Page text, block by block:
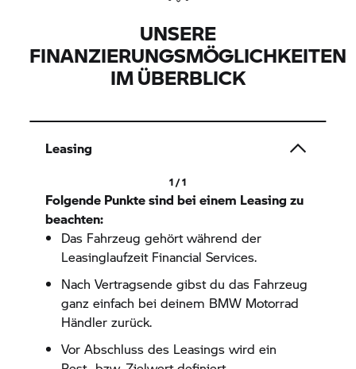
UNSERE
FINANZIERUNGSMÖGLICHKEITEN
IM ÜBERBLICK
Leasing
1 / 1
Folgende Punkte sind bei einem Leasing zu
beachten:
Das Fahrzeug gehört während der
Leasinglaufzeit Financial Services.
Nach Vertragsende gibst du das Fahrzeug
ganz einfach bei deinem BMW Motorrad
Händler zurück.
Vor Abschluss des Leasings wird ein